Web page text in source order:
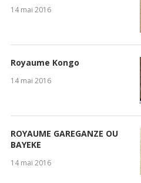
14 mai 2016
Royaume Kongo
14 mai 2016
ROYAUME GAREGANZE OU
BAYEKE
14 mai 2016